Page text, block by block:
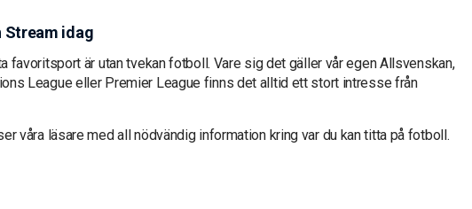
Stream idag
favoritsport är utan tvekan fotboll. Vare sig det gäller vår egen Allsvenskan,
League eller Premier League finns det alltid ett stort intresse från
våra läsare med all nödvändig information kring var du kan titta på fotboll.